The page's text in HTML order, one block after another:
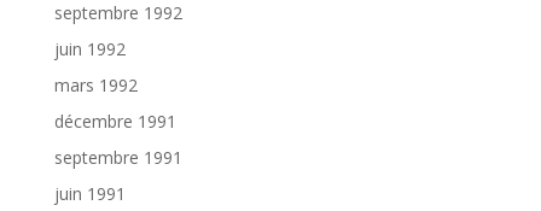
septembre 1992
juin 1992
mars 1992
décembre 1991
septembre 1991
juin 1991